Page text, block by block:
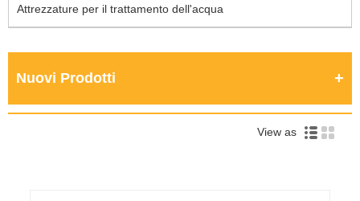
Attrezzature per il trattamento dell'acqua
Nuovi Prodotti
View as